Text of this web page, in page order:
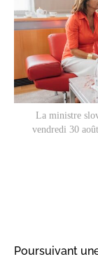
La ministre
vendredi 30
Poursuivant